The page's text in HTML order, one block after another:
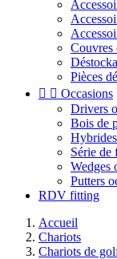
Couvres
Pièces
  Occasions
Drivers
Bois de
Série de
Wedges
Putters
RDV fitting
Accueil
Chariots
Chariots de